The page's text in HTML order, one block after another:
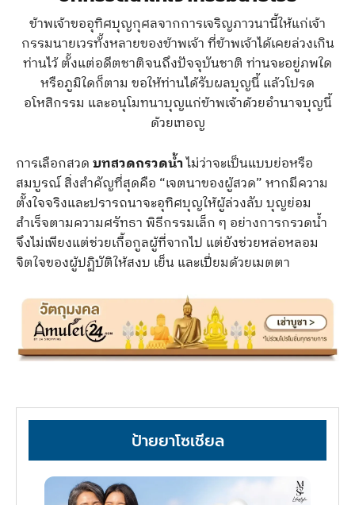
ข้าพเจ้าขออุทิศบุญกุศลจากการเจริญภาวนานี้ให้แก่เจ้า
กรรมนายเวรทั้งหลายของข้าพเจ้า ที่ข้าพเจ้าได้เคยล่วงเกิน
ท่านไว้ ตั้งแต่อดีตชาติจนถึงปัจจุบันชาติ ท่านจะอยู่ภพใด
หรือภูมิใดก็ตาม ขอให้ท่านได้รับผลบุญนี้ แล้วโปรด
อโหสิกรรม และอนุโมทนาบุญแก่ข้าพเจ้าด้วยอำนาจบุญนี้
ด้วยเทอญ
การเลือกสวดบทสวดกรวดน้ำไม่ว่าจะเป็นแบบย่อหรือ
สมบูรณ์ สิ่งสำคัญที่สุดคือ “เจตนาของผู้สวด” หากมีความ
ตั้งใจจริงและปรารถนาจะอุทิศบุญให้ผู้ล่วงลับ บุญย่อม
สำเร็จตามความศรัทธา พิธีกรรมเล็ก ๆ อย่างการกรวดน้ำ
จึงไม่เพียงแต่ช่วยเกื้อกูลผู้ที่จากไป แต่ยังช่วยหล่อหลอม
จิตใจของผู้ปฏิบัติให้สงบ เย็น และเปี่ยมด้วยเมตตา
ป้ายยาโซเชียล